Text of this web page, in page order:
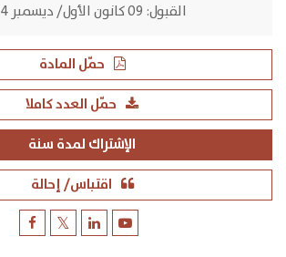
القبول:
حمّل المادة
حمّل العدد كاملا
الإشتراك لمدة سنة
اقتباس/ إحالة